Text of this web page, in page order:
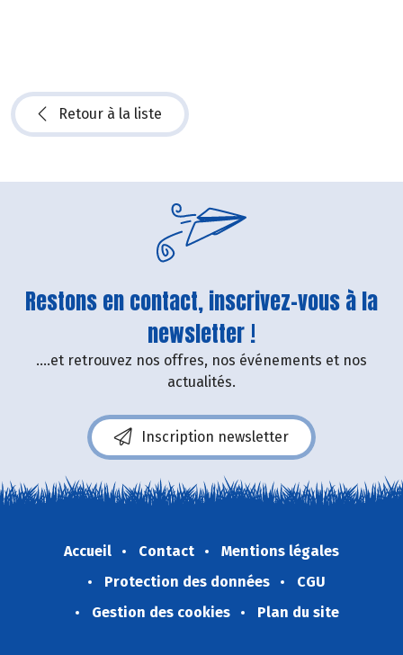
Retour à la liste
Restons en contact, inscrivez-vous à la
newsletter !
....et retrouvez nos offres, nos événements et nos
actualités.
Inscription newsletter
Accueil Contact
Mentions légales
Protection des données
CGU
Gestion des cookies
Plan du site